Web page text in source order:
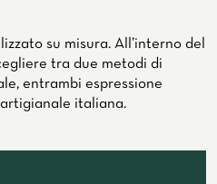
su misura. All’interno del
tra due metodi di
entrambi espressione
artigianale italiana.